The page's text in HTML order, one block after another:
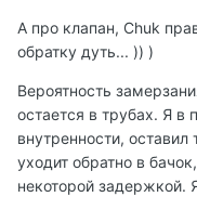
А про клапан, Chuk
обратку дуть... )) )
Вероятность
остается в трубах. Я
внутренности,
уходит обратно в
некоторой задержкой.